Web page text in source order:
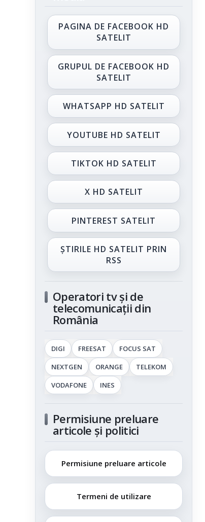
PAGINA DE FACEBOOK HD
SATELIT
GRUPUL DE FACEBOOK HD
SATELIT
WHATSAPP HD SATELIT
YOUTUBE HD SATELIT
TIKTOK HD SATELIT
X HD SATELIT
PINTEREST SATELIT
ȘTIRILE HD SATELIT PRIN
RSS
Operatori tv și de
telecomunicații din
România
DIGI FREESAT
FOCUS SAT
NEXTGEN
ORANGE
TELEKOM
VODAFONE
INES
Permisiune preluare
articole și politici
Permisiune preluare articole
Termeni de utilizare